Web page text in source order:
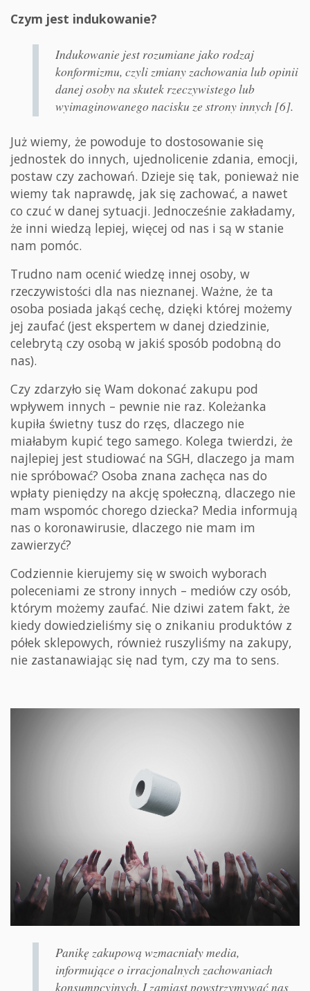
Czym jest indukowanie?
Indukowanie jest rozumiane jako rodzaj
konformizmu, czyli zmiany zachowania lub opinii
danej osoby na skutek rzeczywistego lub
wyimaginowanego nacisku ze strony innych [6].
Już wiemy, że powoduje to dostosowanie się
jednostek do innych, ujednolicenie zdania, emocji,
postaw czy zachowań. Dzieje się tak, ponieważ nie
wiemy tak naprawdę, jak się zachować, a nawet
co czuć w danej sytuacji. Jednocześnie zakładamy,
że inni wiedzą lepiej, więcej od nas i są w stanie
nam pomóc.
Trudno nam ocenić wiedzę innej osoby, w
rzeczywistości dla nas nieznanej. Ważne, że ta
osoba posiada jakąś cechę, dzięki której możemy
jej zaufać (jest ekspertem w danej dziedzinie,
celebrytą czy osobą w jakiś sposób podobną do
nas).
Czy zdarzyło się Wam dokonać zakupu pod
wpływem innych – pewnie nie raz. Koleżanka
kupiła świetny tusz do rzęs, dlaczego nie
miałabym kupić tego samego. Kolega twierdzi, że
najlepiej jest studiować na SGH, dlaczego ja mam
nie spróbować? Osoba znana zachęca nas do
wpłaty pieniędzy na akcję społeczną, dlaczego nie
mam wspomóc chorego dziecka? Media informują
nas o koronawirusie, dlaczego nie mam im
zawierzyć?
Codziennie kierujemy się w swoich wyborach
poleceniami ze strony innych – mediów czy osób,
którym możemy zaufać. Nie dziwi zatem fakt, że
kiedy dowiedzieliśmy się o znikaniu produktów z
półek sklepowych, również ruszyliśmy na zakupy,
nie zastanawiając się nad tym, czy ma to sens.
Panikę zakupową wzmacniały media,
informujące o irracjonalnych zachowaniach
konsumpcyjnych. I zamiast powstrzymywać nas